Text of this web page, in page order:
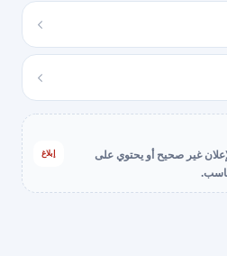
غير صحيح أو يحتوي على
إبلاغ